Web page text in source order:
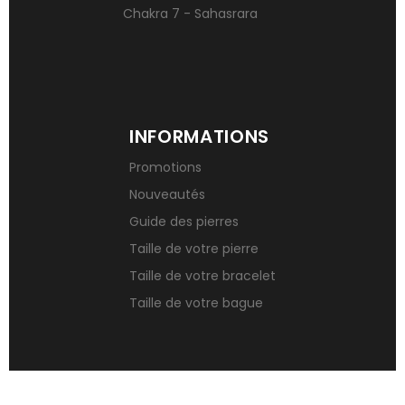
Chakra 7 - Sahasrara
INFORMATIONS
Promotions
Nouveautés
Guide des pierres
Taille de votre pierre
Taille de votre bracelet
Taille de votre bague